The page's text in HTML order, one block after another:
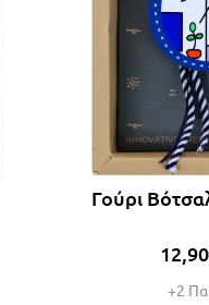
Γούρι
+2